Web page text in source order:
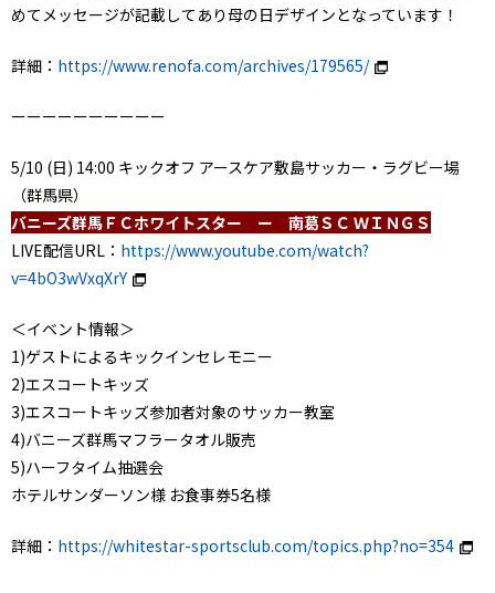
めてメッセージが記載してあり母の日デザインとなっています！
詳細： https://www.renofa.com/archives/179565/
ーーーーーーーーーー
5/10 (日) 14:00 キックオフ アースケア敷島サッカー・ラグビー場
（群馬県）
バニーズ群馬ＦＣホワイトスター ー 南葛ＳＣ ＷＩＮＧＳ
LIVE配信URL： https://www.youtube.com/watch?
v=4bO3wVxqXrY
＜イベント情報＞
1)ゲストによるキックインセレモニー
2)エスコートキッズ
3)エスコートキッズ参加者対象のサッカー教室
4)バニーズ群馬マフラータオル販売
5)ハーフタイム抽選会
ホテルサンダーソン様 お食事券5名様
詳細： https://whitestar-sportsclub.com/topics.php?no=354